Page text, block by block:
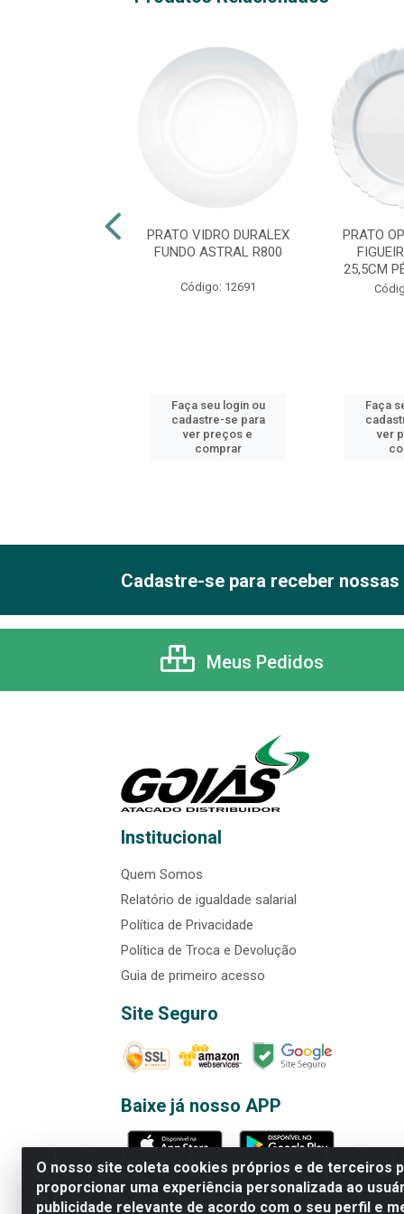
PRATO VIDRO DURALEX
FUNDO ASTRAL R800
Código: 12691
Faça seu login ou
cadastre-se para
ver preços e
comprar
PRATO
25,5CM
Faça
ver
O nosso site coleta cookies próprios e de terceiros
proporcionar uma experiência personalizada ao
publicidade relevante de acordo com o seu perfil e
Cadastre-se para receber
Meus Pedidos
Institucional
Quem Somos
Relatório de igualdade salarial
Política de Privacidade
Política de Troca e Devolução
Guia de primeiro acesso
Site Seguro
Baixe já nosso APP
Rede Brasil - Avenida